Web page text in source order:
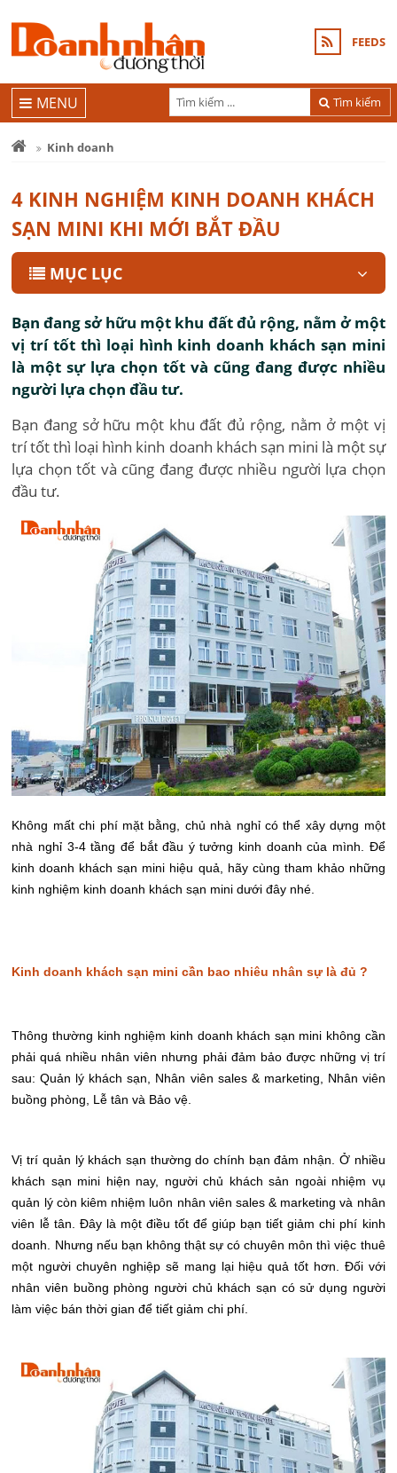
FEEDS
Tìm kiếm
MENU
Kinh doanh
4 KINH NGHIỆM KINH DOANH KHÁCH
SẠN MINI KHI MỚI BẮT ĐẦU
MỤC LỤC
Bạn đang sở hữu một khu đất đủ rộng, nằm ở một
vị trí tốt thì loại hình kinh doanh khách sạn mini
là một sự lựa chọn tốt và cũng đang được nhiều
người lựa chọn đầu tư.
Bạn đang sở hữu một khu đất đủ rộng, nằm ở một vị
trí tốt thì loại hình kinh doanh khách sạn mini là một sự
lựa chọn tốt và cũng đang được nhiều người lựa chọn
đầu tư.
Không mất chi phí mặt bằng, chủ nhà nghỉ có thể xây dựng một
nhà nghỉ 3-4 tầng để bắt đầu ý tưởng kinh doanh của mình. Để
kinh doanh khách sạn mini hiệu quả, hãy cùng tham khảo những
kinh nghiệm kinh doanh khách sạn mini dưới đây nhé.
Kinh doanh khách sạn mini cần bao nhiêu nhân sự là đủ ?
Thông thường kinh nghiệm kinh doanh khách sạn mini không cần
phải quá nhiều nhân viên nhưng phải đảm bảo được những vị trí
sau: Quản lý khách sạn, Nhân viên sales & marketing, Nhân viên
buồng phòng, Lễ tân và Bảo vệ.
Vị trí quản lý khách sạn thường do chính bạn đảm nhận. Ở nhiều
khách sạn mini hiện nay, người chủ khách sản ngoài nhiệm vụ
quản lý còn kiêm nhiệm luôn nhân viên sales & marketing và nhân
viên lễ tân. Đây là một điều tốt để giúp bạn tiết giảm chi phí kinh
doanh. Nhưng nếu bạn không thật sự có chuyên môn thì việc thuê
một người chuyên nghiệp sẽ mang lại hiệu quả tốt hơn. Đối với
nhân viên buồng phòng người chủ khách sạn có sử dụng người
làm việc bán thời gian để tiết giảm chi phí.